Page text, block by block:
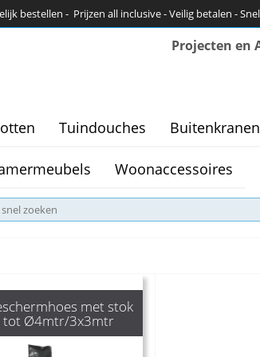
bestellen - Prijzen all inclusive - Veilig betalen -
Projecten en
Tuindouches Buitenkranen
Woonaccessoires
met stok
tot Ø4mtr/3x3mtr